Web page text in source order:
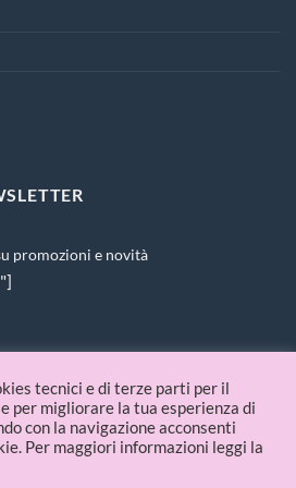
promozioni e novità
tecnici e di terze parti per il
per migliorare la tua esperienza di
con la navigazione acconsenti
Per maggiori informazioni leggi la